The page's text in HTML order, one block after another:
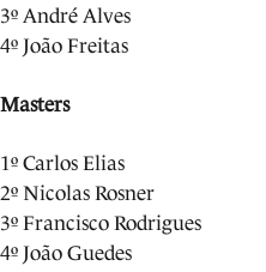
3º André Alves
4º João Freitas
Masters
1º Carlos Elias
2º Nicolas Rosner
3º Francisco Rodrigues
4º João Guedes